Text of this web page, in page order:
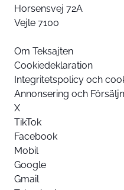
Horsensvej 72A
Vejle 7100
Om Teksajten
Cookiedeklaration
Integritetspolicy och
Annonsering och
X
TikTok
Facebook
Mobil
Google
Gmail